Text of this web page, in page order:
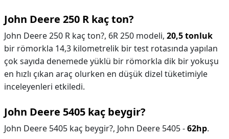
John Deere 250 R kaç ton?
John Deere 250 R kaç ton?, 6R 250 modeli, 20,5 tonluk
bir römorkla 14,3 kilometrelik bir test rotasında yapılan
çok sayıda denemede yüklü bir römorkla dik bir yokuşu
en hızlı çıkan araç olurken en düşük dizel tüketimiyle
inceleyenleri etkiledi.
John Deere 5405 kaç beygir?
John Deere 5405 kaç beygir?, John Deere 5405 -62hp.